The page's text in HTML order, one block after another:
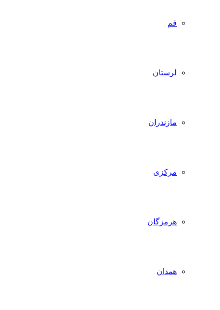
قم
لرستان
مازندران
مرکزی
هرمزگان
همدان